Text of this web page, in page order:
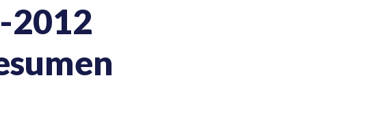
2012